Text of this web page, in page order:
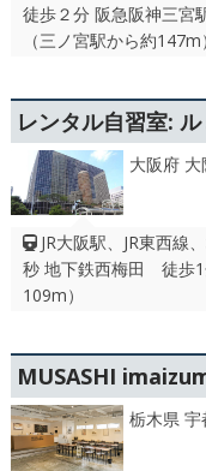
徒歩２分 阪急阪神三
（三ノ宮駅から約147m）
レンタル自習室:
大阪府
JR大阪駅、JR東西線
秒 地下鉄西梅田 徒歩
109m）
MUSASHI
栃木県 宇